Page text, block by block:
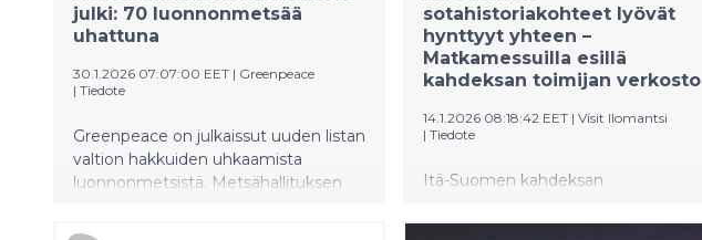
julki: 70 luonnonmetsää
uhattuna
30.1.2026 07:07:00 EET | Greenpeace
| Tiedote
Greenpeace on julkaissut uuden listan
valtion hakkuiden uhkaamista
luonnonmetsistä. Metsähallituksen
suojelematonta luonnonmetsää eri
sotahistoriakohteet lyövät
hynttyyt yhteen –
Matkamessuilla esillä
kahdeksan toimijan verkosto
14.1.2026 08:18:42 EET | Visit Ilomantsi
| Tiedote
Itä-Suomen kahdeksan
Helsingin kansainvälisillä